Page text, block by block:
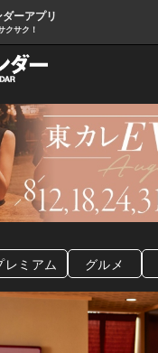
ーアプリ
クサク！
グルメ情報・プ
レミアム グルメ